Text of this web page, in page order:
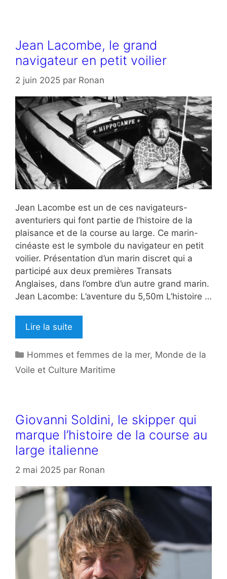
Jean Lacombe, le grand
navigateur en petit voilier
2 juin 2025 par Ronan
Jean Lacombe est un de ces navigateurs-
aventuriers qui font partie de l’histoire de la
plaisance et de la course au large. Ce marin-
cinéaste est le symbole du navigateur en petit
voilier. Présentation d’un marin discret qui a
participé aux deux premières Transats
Anglaises, dans l’ombre d’un autre grand marin.
Jean Lacombe: L’aventure du 5,50m L’histoire …
Lire la suite
Catégories
Hommes et femmes de la mer, Monde de la
Voile et Culture Maritime
Giovanni Soldini, le skipper qui
marque l’histoire de la course au
large italienne
2 mai 2025 par Ronan